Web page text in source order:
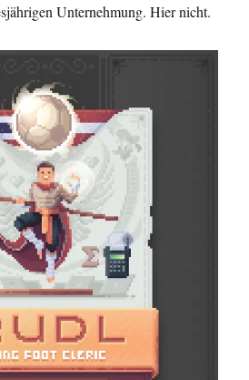
Unternehmung. Hier nicht.